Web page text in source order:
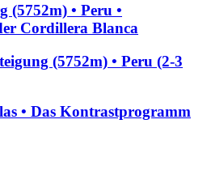
(5752m) • Peru •
Cordillera Blanca
(5752m) • Peru (2-3
• Das Kontrastprogramm